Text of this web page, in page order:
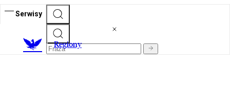
Serwisy
Regiony